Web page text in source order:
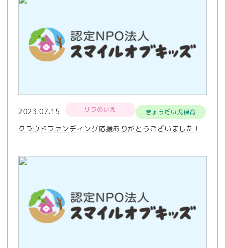
2023.07.15 リラのいえ きょうだい児保育
クラウドファンディング応援ありがとうございました！